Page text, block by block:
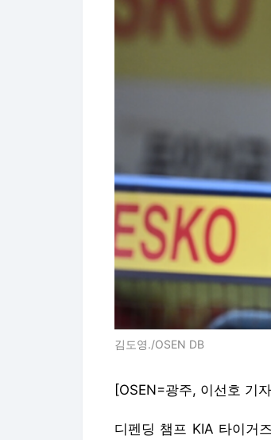
김도영./OSEN DB
[OSEN=광주, 이선호 기
디펜딩 챔프 KIA 타이거